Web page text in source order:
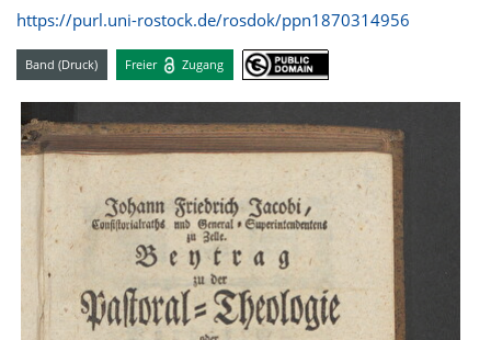
https://purl.uni-rostock.de/rosdok/ppn1870314956
Band (Druck) Freier Zugang